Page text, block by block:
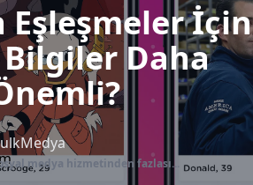
Eşleşmeler İçin
Daha
medya hizmetinden fazlası...